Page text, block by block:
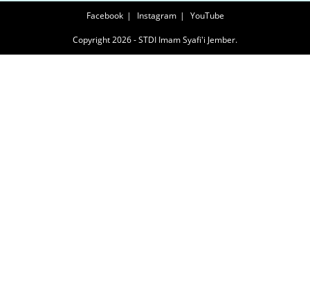
Facebook Instagram YouTube
Copyright 2026 - STDI Imam Syafi'i Jember.